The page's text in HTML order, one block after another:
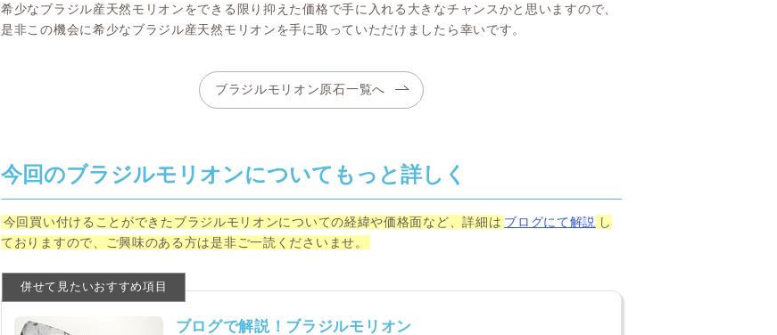
希少なブラジル産天然モリオンをできる限り抑えた価格で手に入れる大きなチャンスかと思いますので、
是非この機会に希少なブラジル産天然モリオンを手に取っていただけましたら幸いです。
ブラジルモリオン原石一覧へ
今回のブラジルモリオンについてもっと詳しく
今回買い付けることができたブラジルモリオンについての経緯や価格面など、詳細は ブログにて解説 し
ておりますので、ご興味のある方は是非ご一読くださいませ。
ブログで解説！ブラジルモリオン